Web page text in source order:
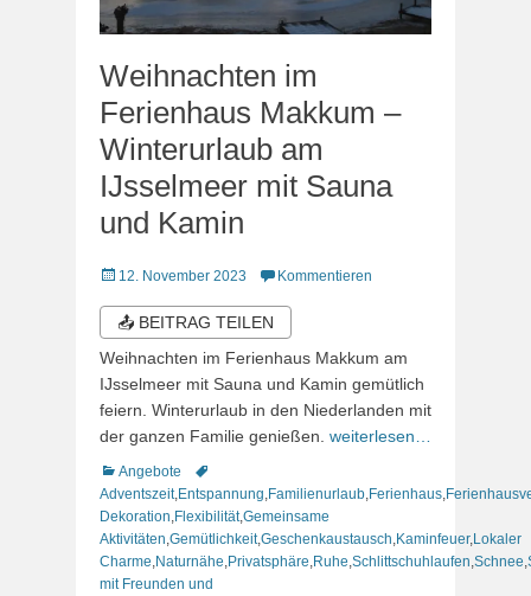
Weihnachten im
Ferienhaus Makkum –
Winterurlaub am
IJsselmeer mit Sauna
und Kamin
Veröffentlicht
12. November 2023 Kommentieren
📤 BEITRAG TEILEN
Weihnachten im Ferienhaus Makkum am
IJsselmeer mit Sauna und Kamin gemütlich
feiern. Winterurlaub in den Niederlanden mit
der ganzen Familie genießen. weiterlesen…
Kategorien
Angebote
Schlagworte
Adventszeit, Entspannung Familienurlaub Ferienhaus
Dekoration Flexibilität,Gemeinsame
Aktivitäten Gemütlichkeit,Geschenkaustausch Kaminfeuer, Lokaler
Charme Naturnähe Privatsphäre Ruhe Schlittschuhlaufen Schnee
mit Freunden und